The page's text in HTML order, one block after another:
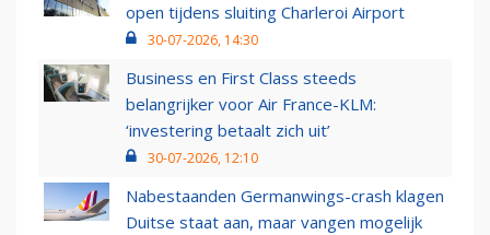
open tijdens sluiting Charleroi Airport
30-07-2026, 14:30
Business en First Class steeds
belangrijker voor Air France-KLM:
‘investering betaalt zich uit’
30-07-2026, 12:10
Nabestaanden Germanwings-crash klagen
Duitse staat aan, maar vangen mogelijk